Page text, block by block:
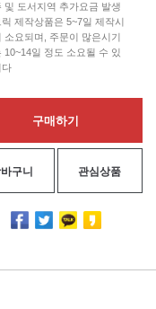
및 도서지역 추가요금 발생
제작상품은 5~7일 제작시
소요되며, 주문이 많은시기
10~14일 정도 소요될 수 있
다
구매하기
구니 관심상품